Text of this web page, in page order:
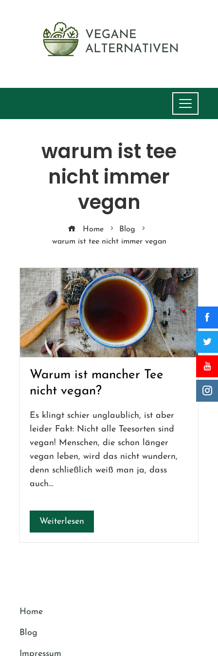
warum ist tee
nicht immer
vegan
Home
Blog
warum ist tee nicht immer vegan
Warum ist mancher Tee
nicht vegan?
Es klingt schier unglaublich, ist aber
leider Fakt: Nicht alle Teesorten sind
vegan! Menschen, die schon länger
vegan leben, wird das nicht wundern,
denn schließlich weiß man ja, dass
auch…
Weiterlesen
Home
Blog
Impressum